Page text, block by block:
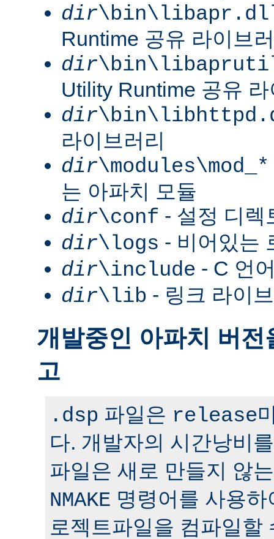
dir
Runtime 공유 라이브
dir
Utility Runtime 공유
dir
라이브러리
dir
는 아파치 모듈
dir\conf - 설정 디렉
dir\logs - 비어있는
dir\include - C 언
dir\lib - 링크 라이
개발중인 아파치 버
고
.dsp 파일은 release
다. 개발자의 시간낭비
파일은 새로 만들지 않
NMAKE 명령어를 사용
로젝트파일을 컴파일할